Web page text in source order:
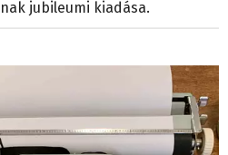
jubileumi kiadása.